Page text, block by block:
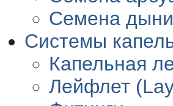
Семена дыни
Системы
Капельная
Лейфлет